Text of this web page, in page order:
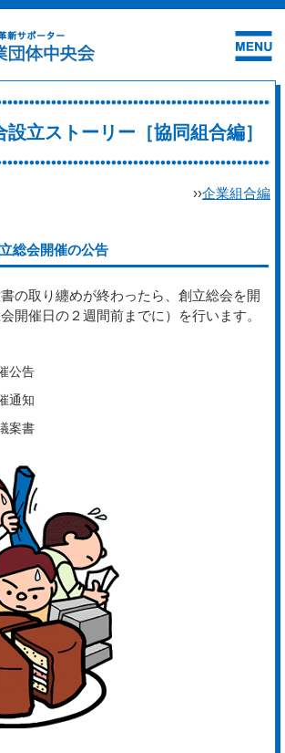
設立ストーリー［協同組合編］
››企業組合編
総会開催の公告
の取り纏めが終わったら、創立総会を開
開催日の２週間前までに）を行います。
公告
通知
案書